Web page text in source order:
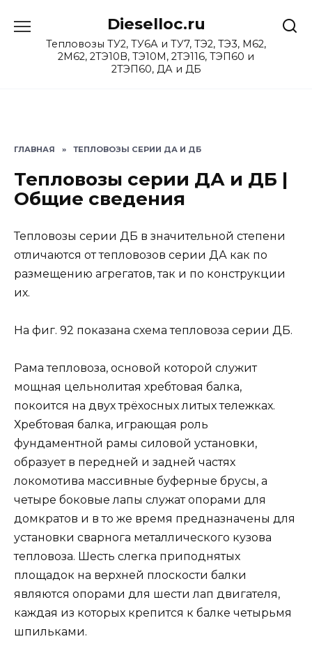
содержанию
Dieselloc.ru
Тепловозы ТУ2, ТУ6А и ТУ7, ТЭ2, ТЭ3, М62,
2М62, 2ТЭ10В, ТЭ10М, 2ТЭ116, ТЭП60 и
2ТЭП60, ДА и ДБ
ГЛАВНАЯ » ТЕПЛОВОЗЫ СЕРИИ ДА И ДБ
Тепловозы серии ДА и ДБ |
Общие сведения
Тепловозы серии ДБ в значительной степени
отличаются от тепловозов серии ДА как по
размещению агрегатов, так и по конструкции
их.
На фиг. 92 показана схема тепловоза серии ДБ.
Рама тепловоза, основой которой служит
мощная цельнолитая хребтовая балка,
покоится на двух трёхосных литых тележках.
Хребтовая балка, играющая роль
фундаментной рамы силовой установки,
образует в передней и задней частях
локомотива массивные буферные брусы, а
четыре боковые лапы служат опорами для
домкратов и в то же время предназначены для
установки сварнога металлического кузова
тепловоза. Шесть слегка приподнятых
площадок на верхней плоскости балки
являются опорами для шести лап двигателя,
каждая из которых крепится к балке четырьмя
шпильками.